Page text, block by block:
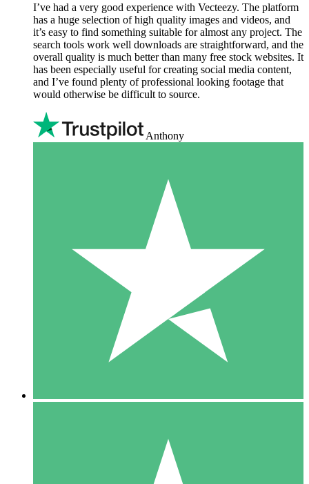
I’ve had a very good experience with Vecteezy. The platform
has a huge selection of high quality images and videos, and
it’s easy to find something suitable for almost any project. The
search tools work well downloads are straightforward, and the
overall quality is much better than many free stock websites. It
has been especially useful for creating social media content,
and I’ve found plenty of professional looking footage that
would otherwise be difficult to source.
Anthony